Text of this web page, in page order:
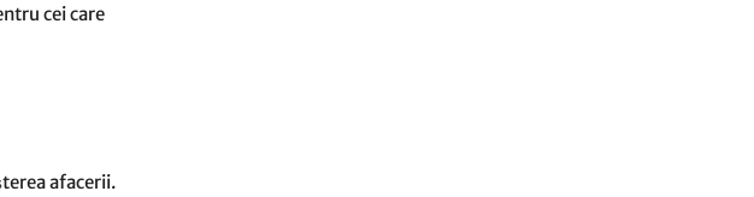
cei care
afacerii.